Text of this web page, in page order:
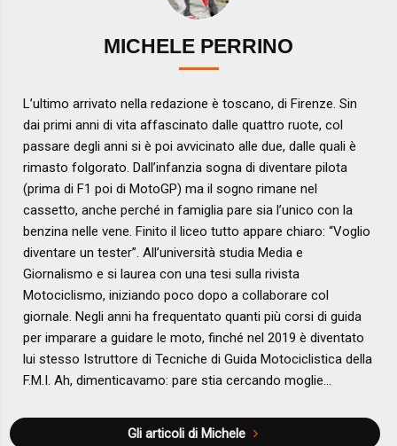
MICHELE PERRINO
L’ultimo arrivato nella redazione è toscano, di Firenze. Sin
dai primi anni di vita affascinato dalle quattro ruote, col
passare degli anni si è poi avvicinato alle due, dalle quali è
rimasto folgorato. Dall’infanzia sogna di diventare pilota
(prima di F1 poi di MotoGP) ma il sogno rimane nel
cassetto, anche perché in famiglia pare sia l’unico con la
benzina nelle vene. Finito il liceo tutto appare chiaro: “Voglio
diventare un tester”. All’università studia Media e
Giornalismo e si laurea con una tesi sulla rivista
Motociclismo, iniziando poco dopo a collaborare col
giornale. Negli anni ha frequentato quanti più corsi di guida
per imparare a guidare le moto, finché nel 2019 è diventato
lui stesso Istruttore di Tecniche di Guida Motociclistica della
F.M.I. Ah, dimenticavamo: pare stia cercando moglie…
Gli articoli di Michele